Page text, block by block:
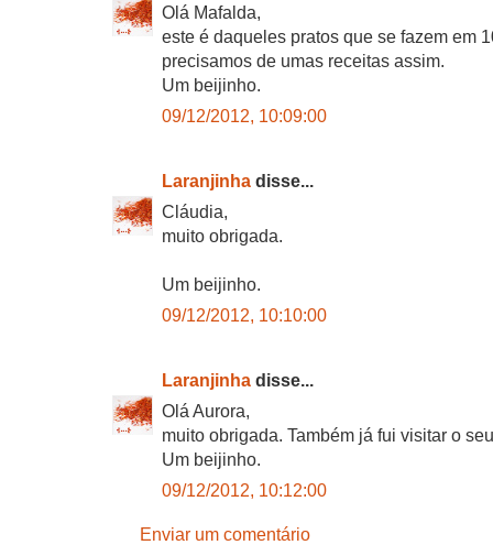
Olá Mafalda,
este é daqueles pratos que se fazem em
precisamos de umas receitas assim.
Um beijinho.
09/12/2012, 10:09:00
Laranjinha disse...
Cláudia,
muito obrigada.
Um beijinho.
09/12/2012, 10:10:00
Laranjinha disse...
Olá Aurora,
muito obrigada. Também já fui visitar o
Um beijinho.
09/12/2012, 10:12:00
Enviar um comentário